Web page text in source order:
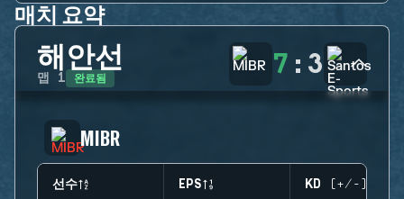
매치 요약
해안선
맵 1 완료됨 7 : 3
MIBR
선수 EPS KD (+/-)